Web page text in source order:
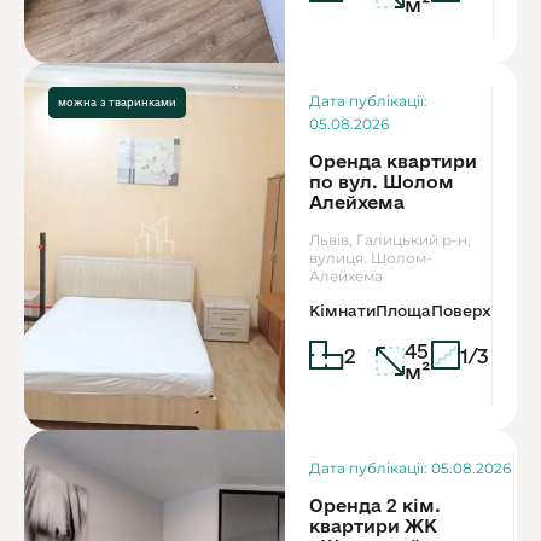
можна з дітьми
можна з тваринками
Дата публікації:
05.08.2026
Оренда квартири
по вул. Шолом
Алейхема
Львів, Галицький р-н,
вулиця. Шолом-
Алейхема
Кімнати
2
Площа
45
м²
Поверх
1/3
Дата публікації: 05.08.2026
Оренда 2 кім.
квартири ЖК